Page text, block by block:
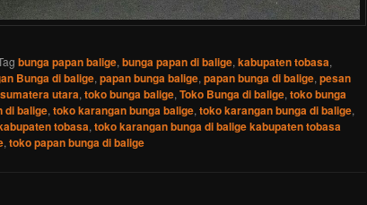
bunga papan balige, bunga papan di balige, kabupaten tobasa,
Bunga di balige, papan bunga balige, papan bunga di balige, pesan
utara, toko bunga balige, Toko Bunga di balige, toko bunga
di balige, toko karangan bunga balige, toko karangan bunga di balige,
tobasa, toko karangan bunga di balige kabupaten tobasa
, toko papan bunga di balige